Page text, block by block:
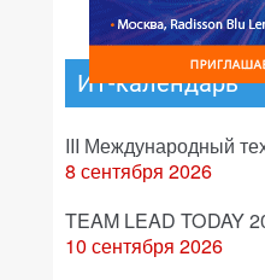
ИТ-календарь
III Международный
8 сентября 2026
TEAM LEAD TODAY
10 сентября 2026